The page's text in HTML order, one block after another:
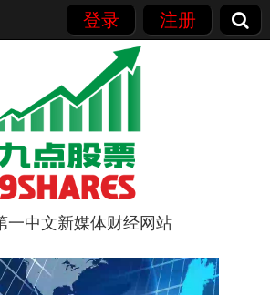
登录 注册
一中文新媒体财经网站